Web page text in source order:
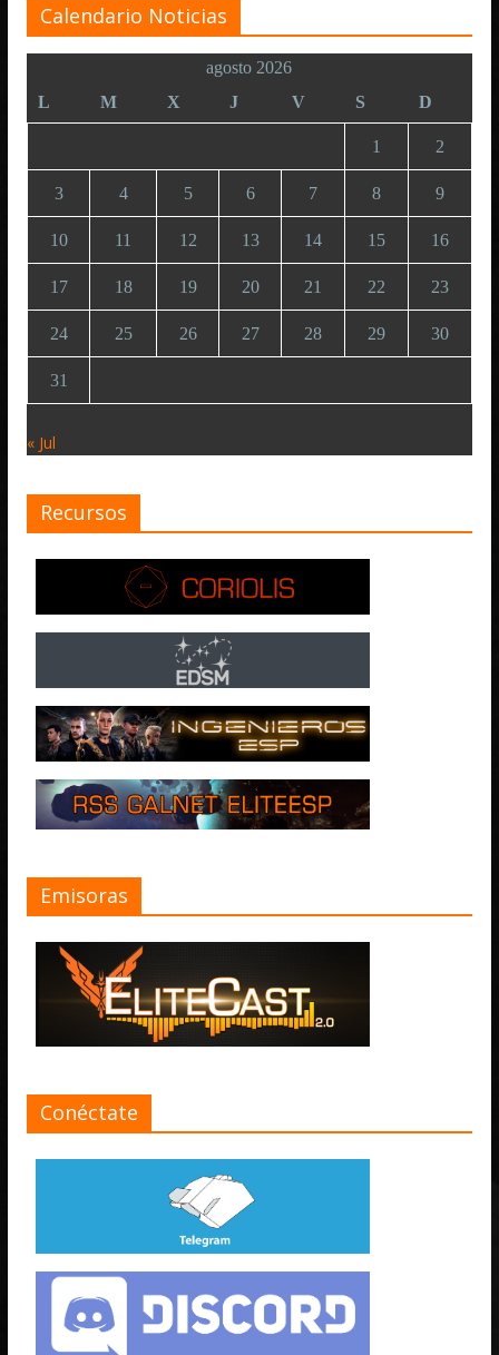
Calendario Noticias
agosto 2026
L
M X J V S D
1 2
3 4 5 6 7 8 9
10 11 12 13 14 15 16
17 18 19 20 21 22 23
24 25 26 27 28 29 30
31
« Jul
Recursos
Emisoras
Conéctate